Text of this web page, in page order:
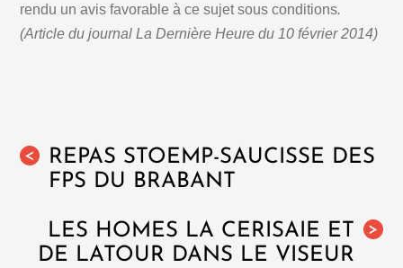
rendu un avis favorable à ce sujet sous conditions.
(Article du journal La Dernière Heure du 10 février 2014)
<
REPAS STOEMP-SAUCISSE DES
FPS DU BRABANT
>
LES HOMES LA CERISAIE ET
DE LATOUR DANS LE VISEUR